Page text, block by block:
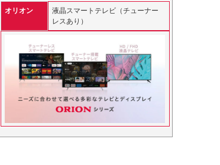
オリオン
液晶スマートテレビ（チューナー
レスあり）